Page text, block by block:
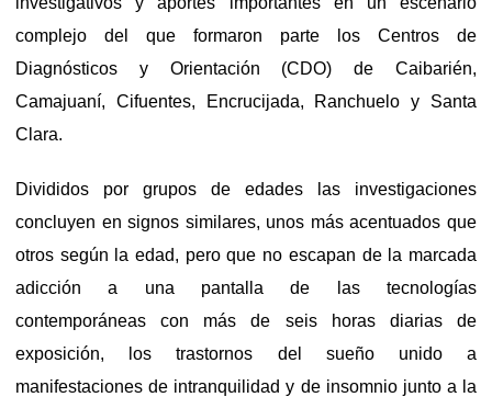
complejo del que formaron parte los Centros de
Diagnósticos y Orientación (CDO) de Caibarién,
Camajuaní, Cifuentes, Encrucijada, Ranchuelo y Santa
Clara.
Divididos por grupos de edades las investigaciones
concluyen en signos similares, unos más acentuados que
otros según la edad, pero que no escapan de la marcada
adicción a una pantalla de las tecnologías
contemporáneas con más de seis horas diarias de
exposición, los trastornos del sueño unido a
manifestaciones de intranquilidad y de insomnio junto a la